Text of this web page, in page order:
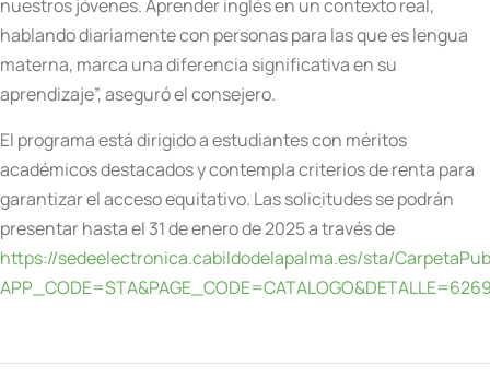
nuestros jóvenes. Aprender inglés en un contexto real,
hablando diariamente con personas para las que es lengua
materna, marca una diferencia significativa en su
aprendizaje”, aseguró el consejero.
El programa está dirigido a estudiantes con méritos
académicos destacados y contempla criterios de renta para
garantizar el acceso equitativo. Las solicitudes se podrán
presentar hasta el 31 de enero de 2025 a través de
https://sedeelectronica.cabildodelapalma.es/sta/